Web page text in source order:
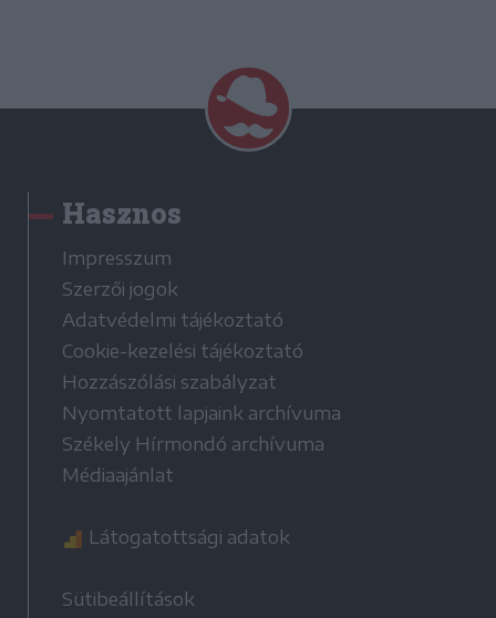
Hasznos
Impresszum
Szerzői jogok
Adatvédelmi tájékoztató
Cookie-kezelési tájékoztató
Hozzászólási szabályzat
Nyomtatott lapjaink archívuma
Székely Hírmondó archívuma
Médiaajánlat
Látogatottsági adatok
Sütibeállítások